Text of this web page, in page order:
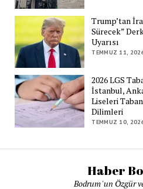
Trump’tan
Sürecek”
Uyarısı
TEMMUZ 11,
2026 LGS
İstanbul,
Liseleri
Dilimleri
TEMMUZ 10,
Haber
Bodrum 'un Özgür